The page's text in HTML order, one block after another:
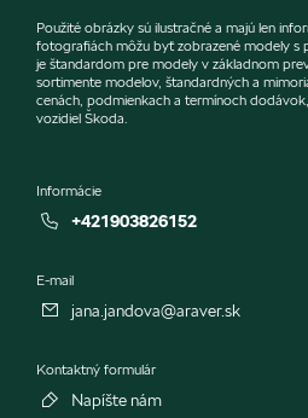
Použité obrázky sú ilustračné a majú len
fotografiách môžu byť zobrazené modely s
je štandardom pre modely v základnom
sortimente modelov, štandardných a
cenách, podmienkach a termínoch
vozidiel Škoda.
Informácie
+421903826152
E-mail
jana.jandova@araver.sk
Kontaktný formulár
Napíšte nám